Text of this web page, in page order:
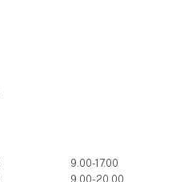
9.00-17.00
9.00-20.00